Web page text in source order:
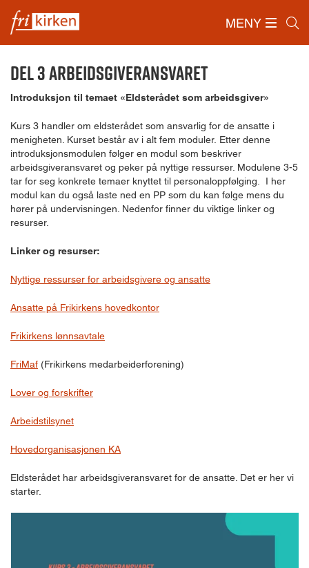
MENY
Forside/Ressurser Del 3 Arbeidsgiveransvaret
Del 3 Arbeidsgiveransvaret
Introduksjon til temaet «Eldsterådet som arbeidsgiver»
Kurs 3 handler om eldsterådet som ansvarlig for de ansatte i
menigheten. Kurset består av i alt fem moduler. Etter denne
introduksjonsmodulen følger en modul som beskriver
arbeidsgiveransvaret og peker på nyttige ressurser. Modulene 3-5
tar for seg konkrete temaer knyttet til personaloppfølging. I her
modul kan du også laste ned en PP som du kan følge mens du
hører på undervisningen. Nedenfor finner du viktige linker og
resurser.
Linker og resurser:
Nyttige ressurser for arbeidsgivere og ansatte
Ansatte på Frikirkens hovedkontor
Frikirkens lønnsavtale
FriMaf (Frikirkens medarbeiderforening)
Lover og forskrifter
Arbeidstilsynet
Hovedorganisasjonen KA
Eldsterådet har arbeidsgiveransvaret for de ansatte. Det er her vi
starter.